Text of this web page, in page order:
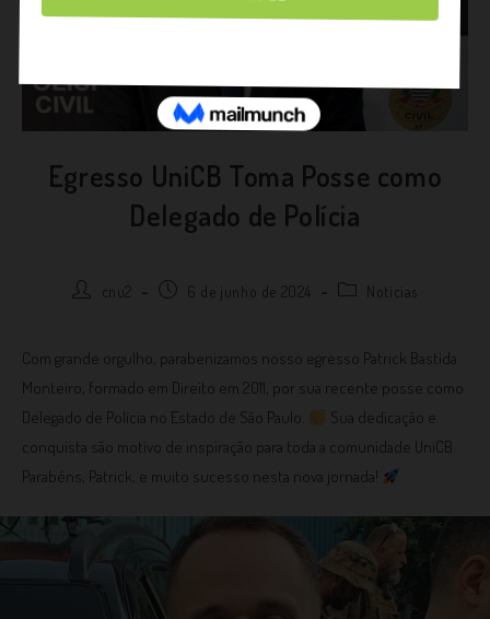
Egresso UniCB Toma Posse como
Delegado de Polícia
cnu2 6 de junho de 2024 Notícias
Com grande orgulho, parabenizamos nosso egresso Patrick Bastida
Monteiro, formado em Direito em 2011, por sua recente posse como
Delegado de Polícia no Estado de São Paulo.
Sua dedicação e
conquista são motivo de inspiração para toda a comunidade UniCB.
Parabéns, Patrick, e muito sucesso nesta nova jornada!